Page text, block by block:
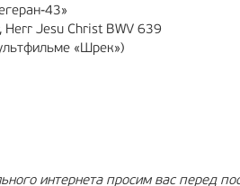
43»
Herr Jesu Christ BWV 639
«Шрек»)
интернета просим вас перед